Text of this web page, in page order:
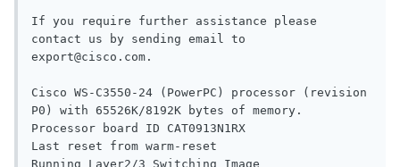
If you require further assistance please
contact us by sending email to
export@cisco.com.
Cisco WS-C3550-24 (PowerPC) processor (revision
P0) with 65526K/8192K bytes of memory.
Processor board ID CAT0913N1RX
Last reset from warm-reset
Running Layer2/3 Switching Image